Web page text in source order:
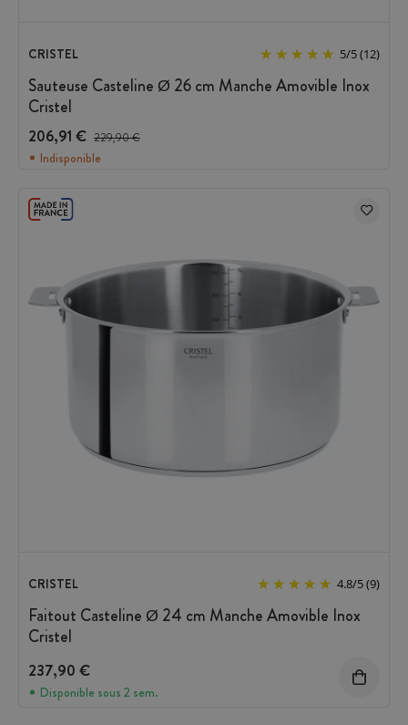
CRISTEL 5/5(12)
Sauteuse Casteline Ø 26 cm Manche Amovible Inox
Cristel
206,91 € Prix avant réduction :
229,90 €
Indisponible
CRISTEL 4.8/5(9)
Faitout Casteline Ø 24 cm Manche Amovible Inox
Cristel
237,90 €
Disponible sous 2 sem.